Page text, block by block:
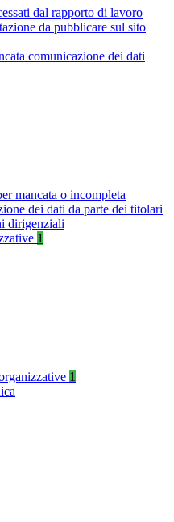
dal rapporto di lavoro
da pubblicare sul sito
comunicazione dei dati
mancata o incompleta
dei dati da parte dei titolari
dirigenziali
1
1